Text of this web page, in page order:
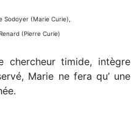
Sodoyer (Marie Curie),
(Pierre Curie)
chercheur timide, intègre
Marie ne fera qu’ une